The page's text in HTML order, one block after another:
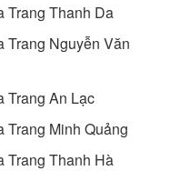
Trang Thanh Da
Trang Nguyễn Văn
Trang An Lạc
Trang Minh Quảng
Trang Thanh Hà